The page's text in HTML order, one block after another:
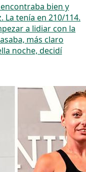
bien y
tenía en 210/114.
a lidiar con la
más claro
noche, decidí